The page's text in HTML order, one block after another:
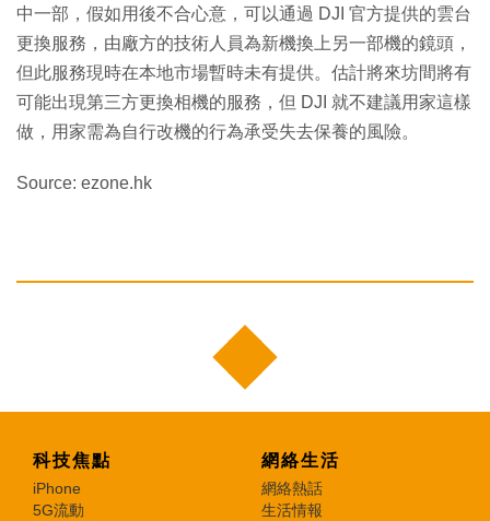
中一部，假如用後不合心意，可以通過 DJI 官方提供的雲台
更換服務，由廠方的技術人員為新機換上另一部機的鏡頭，
但此服務現時在本地市場暫時未有提供。估計將來坊間將有
可能出現第三方更換相機的服務，但 DJI 就不建議用家這樣
做，用家需為自行改機的行為承受失去保養的風險。
Source: ezone.hk
科技焦點
iPhone
5G流動
網絡生活
網絡熱話
生活情報